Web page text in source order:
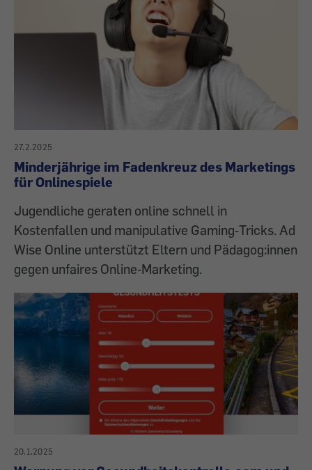
27.2.2025
Minderjährige im Fadenkreuz des Marketings
für Onlinespiele
Jugendliche geraten online schnell in
Kostenfallen und manipulative Gaming‑Tricks. Ad
Wise Online unterstützt Eltern und Pädagog:innen
gegen unfaires Online‑Marketing.
20.1.2025